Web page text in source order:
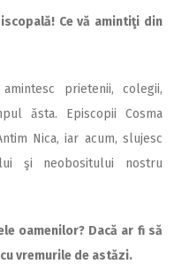
Ce vă amintiţi din
prietenii, colegii,
ăsta. Episcopii Cosma
Nica, iar acum, slujesc
şi neobositului nostru
oamenilor? Dacă ar fi să
vremurile de astăzi.